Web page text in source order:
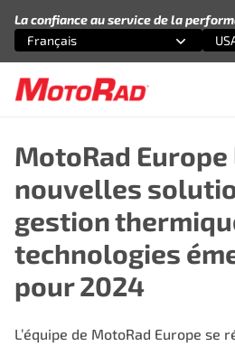
La confiance au service de la
Sélectionnez une option
Français
Sélectionnez une option
MotoRad Europe
nouvelles
gestion
technologies
pour 2024
L’équipe de MotoRad Europe se